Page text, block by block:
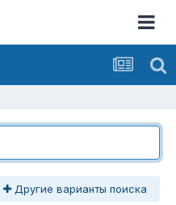
Другие варианты поиска